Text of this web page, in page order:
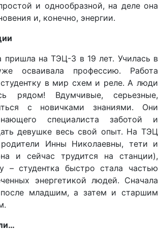
и однообразной, на деле она
и, конечно, энергии.
пришла на ТЭЦ-3 в 19 лет. Училась в
осваивала профессию. Работа
в мир схем и реле. А люди
рядом! Вдумчивые, серьезные,
с новичками знаниями. Они
специалиста заботой и
девушке весь свой опыт. На ТЭЦ
родители Инны Николаевны, тети и
и сейчас трудится на станции),
– студентка быстро стала частью
энергетикой людей. Сначала
младшим, а затем и старшим